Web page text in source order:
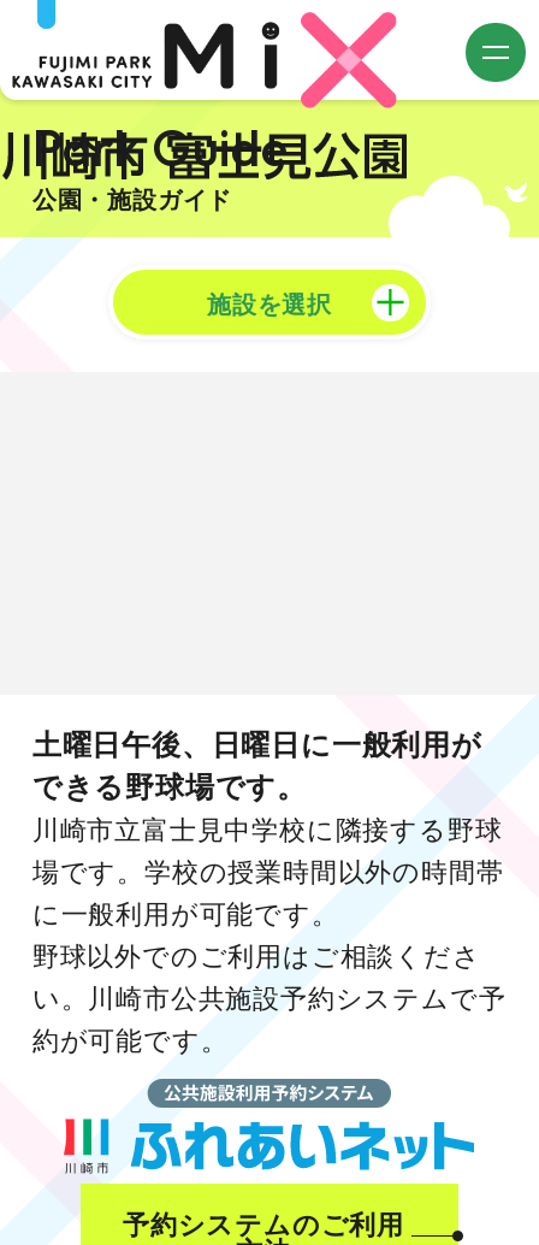
Park Guide
公園・施設ガイド
施設を選択
土曜日午後、日曜日に一般利用が
できる野球場です。
川崎市立富士見中学校に隣接する野球
場です。学校の授業時間以外の時間帯
に一般利用が可能です。
野球以外でのご利用はご相談くださ
い。川崎市公共施設予約システムで予
約が可能です。
予約システムのご利用